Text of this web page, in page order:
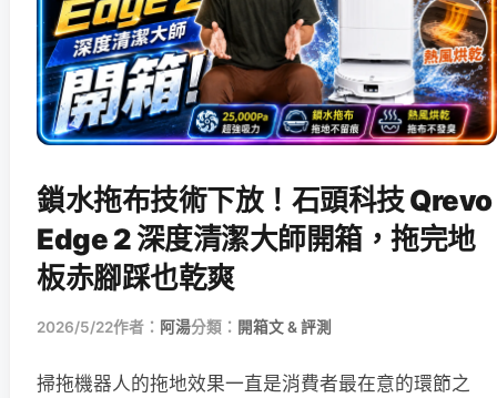
鎖水拖布技術下放！石頭科技 Qrevo
Edge 2 深度清潔大師開箱，拖完地
板赤腳踩也乾爽
2026/5/22作者： 阿湯分類： 開箱文 & 評測
掃拖機器人的拖地效果一直是消費者最在意的環節之